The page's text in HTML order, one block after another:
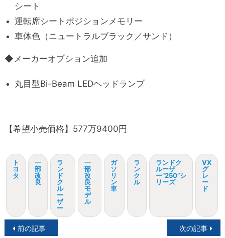
シート
運転席シートポジションメモリー
車体色（ニュートラルブラック／サンド）
◆メーカーオプション追加
丸目型Bi-Beam LEDヘッドランプ
【希望小売価格】577万9400円
ト
ヨ
タ
一
部
改
良
ラ
ン
ド
ク
ル
ー
ザ
ー
一
部
改
良
モ
デ
ル
ガ
ソ
リ
ン
車
ラ
ン
ク
ル
ランドク
ルーザ
ー“250”シ
リーズ
VX
グ
レ
ー
ド
投前の記事 次の記事